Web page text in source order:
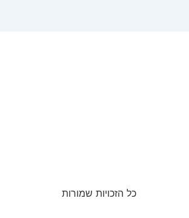
כל הזכויות שמורות